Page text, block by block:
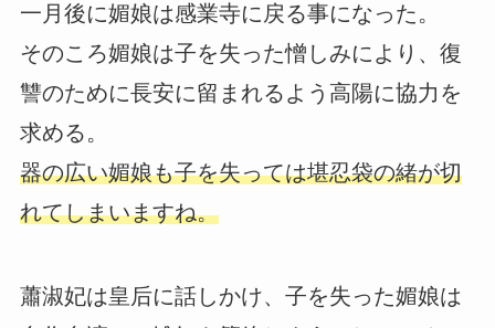
一月後に媚娘は感業寺に戻る事になった。
そのころ媚娘は子を失った憎しみにより、復
讐のために長安に留まれるよう高陽に協力を
求める。
器の広い媚娘も子を失っては堪忍袋の緒が切
れてしまいますね。
蕭淑妃は皇后に話しかけ、子を失った媚娘は